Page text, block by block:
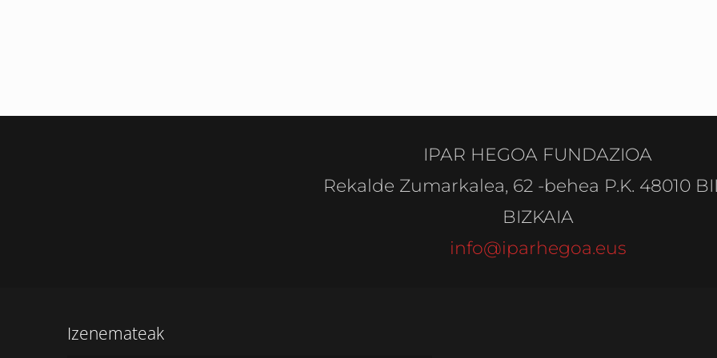
IPAR HEGOA FUNDAZIOA
Rekalde Zumarkalea, 62 -behea P.K. 48010
BIZKAIA
info@iparhegoa.eus
Izenemateak